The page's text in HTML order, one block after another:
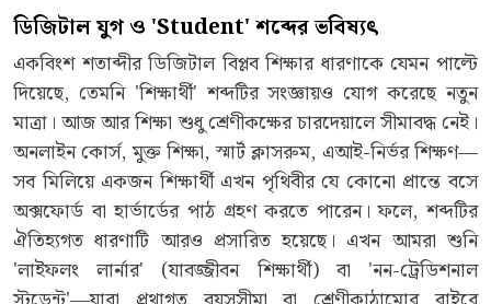
ডিজিটাল যুগ ও 'Student' শব্দের ভবিষ্যৎ
একবিংশ শতাব্দীর ডিজিটাল বিপ্লব শিক্ষার ধারণাকে যেমন পাল্টে
দিয়েছে, তেমনি 'শিক্ষার্থী' শব্দটির সংজ্ঞায়ও যোগ করেছে নতুন
মাত্রা। আজ আর শিক্ষা শুধু শ্রেণীকক্ষের চারদেয়ালে সীমাবদ্ধ নেই।
অনলাইন কোর্স, মুক্ত শিক্ষা, স্মার্ট ক্লাসরুম, এআই-নির্ভর শিক্ষণ—
সব মিলিয়ে একজন শিক্ষার্থী এখন পৃথিবীর যে কোনো প্রান্তে বসে
অক্সফোর্ড বা হার্ভার্ডের পাঠ গ্রহণ করতে পারেন। ফলে, শব্দটির
ঐতিহ্যগত ধারণাটি আরও প্রসারিত হয়েছে। এখন আমরা শুনি
'লাইফলং লার্নার' (যাবজ্জীবন শিক্ষার্থী) বা 'নন-ট্রেডিশনাল